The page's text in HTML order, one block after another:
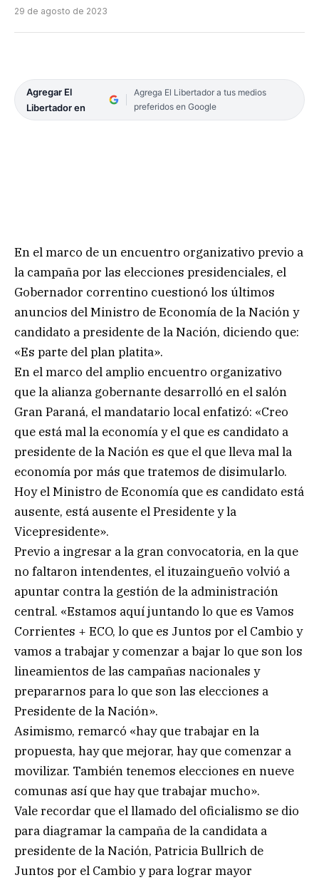
29 de agosto de 2023
Agregar El
Libertador en
Agrega El Libertador a tus medios
preferidos en Google
En el marco de un encuentro organizativo previo a
la campaña por las elecciones presidenciales, el
Gobernador correntino cuestionó los últimos
anuncios del Ministro de Economía de la Nación y
candidato a presidente de la Nación, diciendo que:
«Es parte del plan platita».
En el marco del amplio encuentro organizativo
que la alianza gobernante desarrolló en el salón
Gran Paraná, el mandatario local enfatizó: «Creo
que está mal la economía y el que es candidato a
presidente de la Nación es que el que lleva mal la
economía por más que tratemos de disimularlo.
Hoy el Ministro de Economía que es candidato está
ausente, está ausente el Presidente y la
Vicepresidente».
Previo a ingresar a la gran convocatoria, en la que
no faltaron intendentes, el ituzaingueño volvió a
apuntar contra la gestión de la administración
central. «Estamos aquí juntando lo que es Vamos
Corrientes + ECO, lo que es Juntos por el Cambio y
vamos a trabajar y comenzar a bajar lo que son los
lineamientos de las campañas nacionales y
prepararnos para lo que son las elecciones a
Presidente de la Nación».
Asimismo, remarcó «hay que trabajar en la
propuesta, hay que mejorar, hay que comenzar a
movilizar. También tenemos elecciones en nueve
comunas así que hay que trabajar mucho».
Vale recordar que el llamado del oficialismo se dio
para diagramar la campaña de la candidata a
presidente de la Nación, Patricia Bullrich de
Juntos por el Cambio y para lograr mayor